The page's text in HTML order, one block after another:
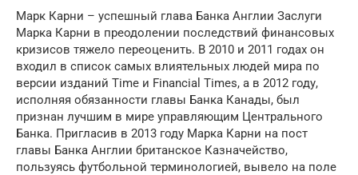
Марк Карни – успешный глава Банка Англии Заслуги
Марка Карни в преодолении последствий финансовых
кризисов тяжело переоценить. В 2010 и 2011 годах он
входил в список самых влиятельных людей мира по
версии изданий Time и Financial Times, а в 2012 году,
исполняя обязанности главы Банка Канады, был
признан лучшим в мире управляющим Центрального
Банка. Пригласив в 2013 году Марка Карни на пост
главы Банка Англии британское Казначейство,
пользуясь футбольной терминологией, вывело на поле